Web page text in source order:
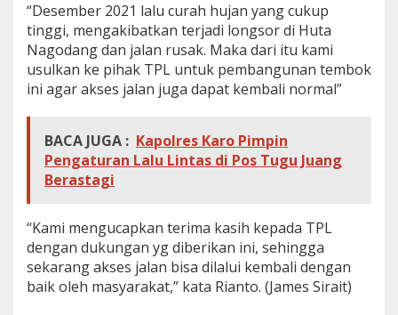
“Desember 2021 lalu curah hujan yang cukup
tinggi, mengakibatkan terjadi longsor di Huta
Nagodang dan jalan rusak. Maka dari itu kami
usulkan ke pihak TPL untuk pembangunan tembok
ini agar akses jalan juga dapat kembali normal”
BACA JUGA : Kapolres Karo Pimpin
Pengaturan Lalu Lintas di Pos Tugu Juang
Berastagi
“Kami mengucapkan terima kasih kepada TPL
dengan dukungan yg diberikan ini, sehingga
sekarang akses jalan bisa dilalui kembali dengan
baik oleh masyarakat,” kata Rianto. (James Sirait)